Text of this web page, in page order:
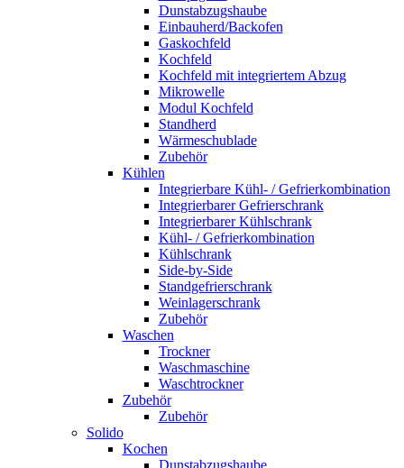
Dunstabzugshaube
Einbauherd/Backofen
Gaskochfeld
Kochfeld
Kochfeld mit integriertem Abzug
Mikrowelle
Modul Kochfeld
Standherd
Wärmeschublade
Zubehör
Kühlen
Integrierbare Kühl- / Gefrierkombination
Integrierbarer Gefrierschrank
Integrierbarer Kühlschrank
Kühl- / Gefrierkombination
Kühlschrank
Side-by-Side
Standgefrierschrank
Weinlagerschrank
Zubehör
Waschen
Trockner
Waschmaschine
Waschtrockner
Zubehör
Zubehör
Solido
Kochen
Dunstabzugshaube